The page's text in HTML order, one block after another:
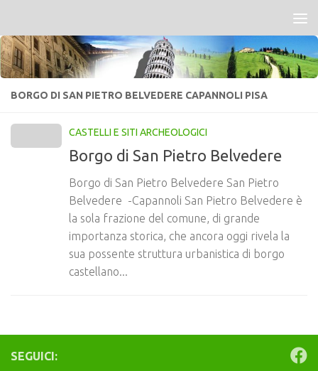
BORGO DI SAN PIETRO BELVEDERE CAPANNOLI PISA
CASTELLI E SITI ARCHEOLOGICI
Borgo di San Pietro Belvedere
Borgo di San Pietro Belvedere San Pietro
Belvedere -Capannoli San Pietro Belvedere è
la sola frazione del comune, di grande
importanza storica, che ancora oggi rivela la
sua possente struttura urbanistica di borgo
castellano...
SEGUICI: